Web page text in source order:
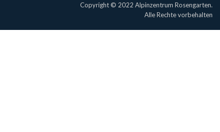
Copyright © 2022 Alpinzentrum Rosengarten.
Alle Rechte vorbehalten